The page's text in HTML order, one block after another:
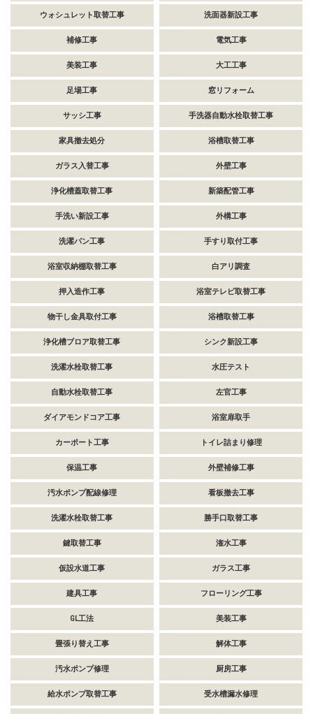
ウォシュレット取替工事 洗面器新設工事
補修工事 電気工事
美装工事 大工工事
足場工事 窓リフォーム
サッシ工事 手洗器自動水栓取替工事
家具撤去処分 浴槽取替工事
ガラス入替工事 外壁工事
浄化槽蓋取替工事 新築配管工事
手洗い新設工事 外構工事
洗濯パン工事 手すり取付工事
浴室収納棚取替工事 白アリ調査
押入造作工事 浴室テレビ取替工事
物干し金具取付工事 浴槽取替工事
浄化槽ブロア取替工事 シンク新設工事
洗濯水栓取替工事 水圧テスト
自動水栓取替工事 左官工事
ダイアモンドコア工事 浴室扉取手
カーポート工事 トイレ詰まり修理
保温工事 外壁補修工事
汚水ポンプ配線修理 看板撤去工事
洗濯水栓取替工事 勝手口取替工事
鍵取替工事 潅水工事
仮設水道工事 ガラス工事
建具工事 フローリング工事
GL工法 美装工事
畳張り替え工事 解体工事
汚水ポンプ修理 厨房工事
給水ポンプ取替工事 受水槽漏水修理